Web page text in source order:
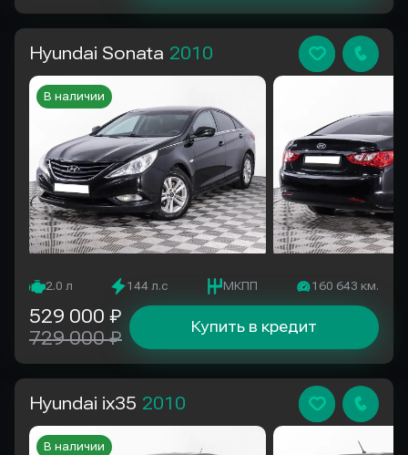
Hyundai Sonata 2010
2.0 л 144 л.с МКПП 160 643 км.
В наличии
Купить в кредит
529 000 ₽
729 000 ₽
Hyundai ix35 2010
В наличии